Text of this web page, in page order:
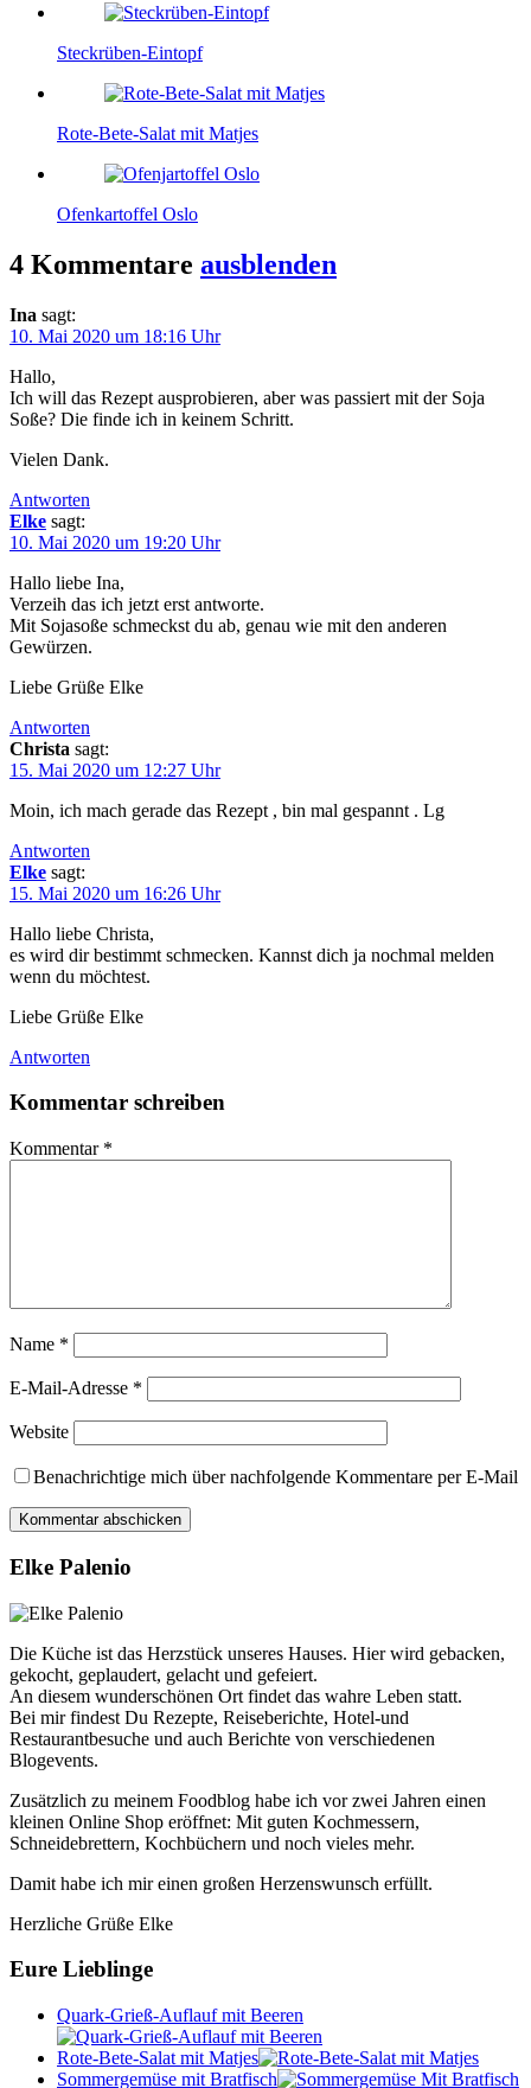
Steckrüben-Eintopf
Rote-Bete-Salat mit Matjes
Ofenkartoffel Oslo
4 Kommentare ausblenden
Ina sagt:
10. Mai 2020 um 18:16 Uhr
Hallo,
Ich will das Rezept ausprobieren, aber was passiert mit der Soja
Soße? Die finde ich in keinem Schritt.
Vielen Dank.
Antworten
Elke sagt:
10. Mai 2020 um 19:20 Uhr
Hallo liebe Ina,
Verzeih das ich jetzt erst antworte.
Mit Sojasoße schmeckst du ab, genau wie mit den anderen
Gewürzen.
Liebe Grüße Elke
Antworten
Christa sagt:
15. Mai 2020 um 12:27 Uhr
Moin, ich mach gerade das Rezept , bin mal gespannt . Lg
Antworten
Elke sagt:
15. Mai 2020 um 16:26 Uhr
Hallo liebe Christa,
es wird dir bestimmt schmecken. Kannst dich ja nochmal melden
wenn du möchtest.
Liebe Grüße Elke
Antworten
Kommentar schreiben
Kommentar *
Name *
E-Mail-Adresse *
Website
Benachrichtige mich über nachfolgende Kommentare per E-Mail
Elke Palenio
Die Küche ist das Herzstück unseres Hauses. Hier wird gebacken,
gekocht, geplaudert, gelacht und gefeiert.
An diesem wunderschönen Ort findet das wahre Leben statt.
Bei mir findest Du Rezepte, Reiseberichte, Hotel-und
Restaurantbesuche und auch Berichte von verschiedenen
Blogevents.
Zusätzlich zu meinem Foodblog habe ich vor zwei Jahren einen
kleinen Online Shop eröffnet: Mit guten Kochmessern,
Schneidebrettern, Kochbüchern und noch vieles mehr.
Damit habe ich mir einen großen Herzenswunsch erfüllt.
Herzliche Grüße Elke
Eure Lieblinge
Quark-Grieß-Auflauf mit Beeren
Rote-Bete-Salat mit Matjes
Sommergemüse mit Bratfisch